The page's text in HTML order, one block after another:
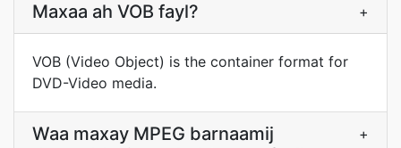
Maxaa ah VOB fayl? +
VOB (Video Object) is the container format for
DVD-Video media.
Waa maxay MPEG barnaamij
+